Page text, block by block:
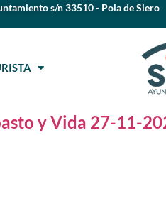
s/n 33510 - Pola de Siero
y Vida 27-11-